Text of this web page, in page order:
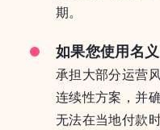
期。
如果您使用名
承担大部分运营
连续性方案，并
无法在当地付款